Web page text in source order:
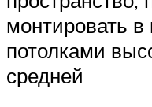
монтировать
потолками
средней